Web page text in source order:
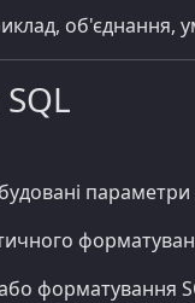
об'єднання,
форматування